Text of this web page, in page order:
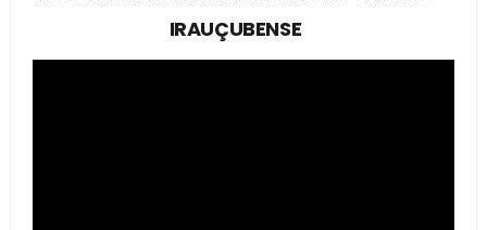
IRAUÇUBENSE